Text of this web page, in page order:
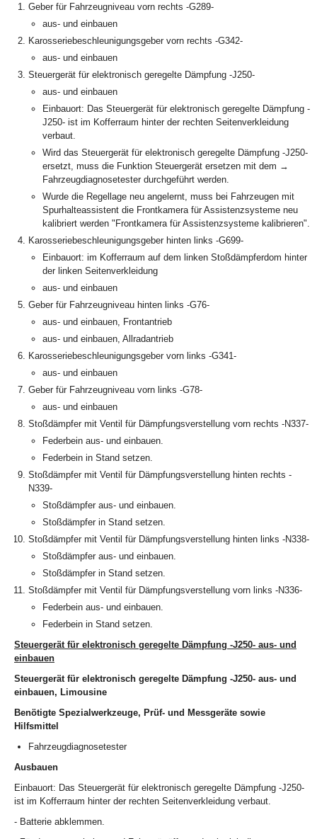
Geber für Fahrzeugniveau vorn rechts -G289-
aus- und einbauen
Karosseriebeschleunigungsgeber vorn rechts -G342-
aus- und einbauen
Steuergerät für elektronisch geregelte Dämpfung -J250-
aus- und einbauen
Einbauort: Das Steuergerät für elektronisch geregelte Dämpfung -
J250- ist im Kofferraum hinter der rechten Seitenverkleidung
verbaut.
Wird das Steuergerät für elektronisch geregelte Dämpfung -J250-
ersetzt, muss die Funktion Steuergerät ersetzen mit dem →
Fahrzeugdiagnosetester durchgeführt werden.
Wurde die Regellage neu angelernt, muss bei Fahrzeugen mit
Spurhalteassistent die Frontkamera für Assistenzsysteme neu
kalibriert werden "Frontkamera für Assistenzsysteme kalibrieren".
Karosseriebeschleunigungsgeber hinten links -G699-
Einbauort: im Kofferraum auf dem linken Stoßdämpferdom hinter
der linken Seitenverkleidung
aus- und einbauen
Geber für Fahrzeugniveau hinten links -G76-
aus- und einbauen, Frontantrieb
aus- und einbauen, Allradantrieb
Karosseriebeschleunigungsgeber vorn links -G341-
aus- und einbauen
Geber für Fahrzeugniveau vorn links -G78-
aus- und einbauen
Stoßdämpfer mit Ventil für Dämpfungsverstellung vorn rechts -N337-
Federbein aus- und einbauen.
Federbein in Stand setzen.
Stoßdämpfer mit Ventil für Dämpfungsverstellung hinten rechts -
N339-
Stoßdämpfer aus- und einbauen.
Stoßdämpfer in Stand setzen.
Stoßdämpfer mit Ventil für Dämpfungsverstellung hinten links -N338-
Stoßdämpfer aus- und einbauen.
Stoßdämpfer in Stand setzen.
Stoßdämpfer mit Ventil für Dämpfungsverstellung vorn links -N336-
Federbein aus- und einbauen.
Federbein in Stand setzen.
Steuergerät für elektronisch geregelte Dämpfung -J250- aus- und
einbauen
Steuergerät für elektronisch geregelte Dämpfung -J250- aus- und
einbauen, Limousine
Benötigte Spezialwerkzeuge, Prüf- und Messgeräte sowie
Hilfsmittel
Fahrzeugdiagnosetester
Ausbauen
Einbauort: Das Steuergerät für elektronisch geregelte Dämpfung -J250-
ist im Kofferraum hinter der rechten Seitenverkleidung verbaut.
- Batterie abklemmen.